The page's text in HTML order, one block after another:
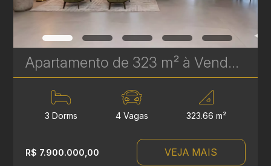
Apartamento de 323 m² à Venda no Epic Água Verde | Em Frente ao Clube Curitibano | Ref. 1719
3 Dorms 4 Vagas 323.66 m²
R$ 7.900.000,00 VEJA MAIS